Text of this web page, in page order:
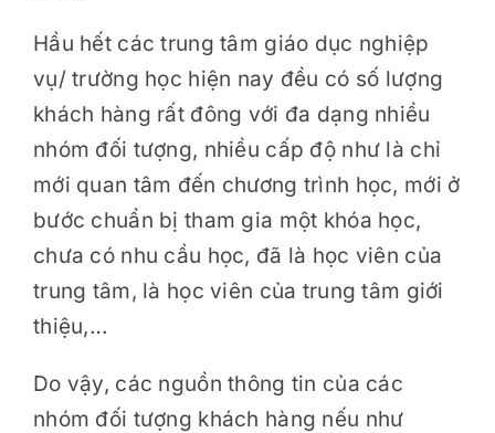
Hầu hết các trung tâm giáo dục nghiệp
vụ/ trường học hiện nay đều có số lượng
khách hàng rất đông với đa dạng nhiều
nhóm đối tượng, nhiều cấp độ như là chỉ
mới quan tâm đến chương trình học, mới ở
bước chuẩn bị tham gia một khóa học,
chưa có nhu cầu học, đã là học viên của
trung tâm, là học viên của trung tâm giới
thiệu,…
Do vậy, các nguồn thông tin của các
nhóm đối tượng khách hàng nếu như